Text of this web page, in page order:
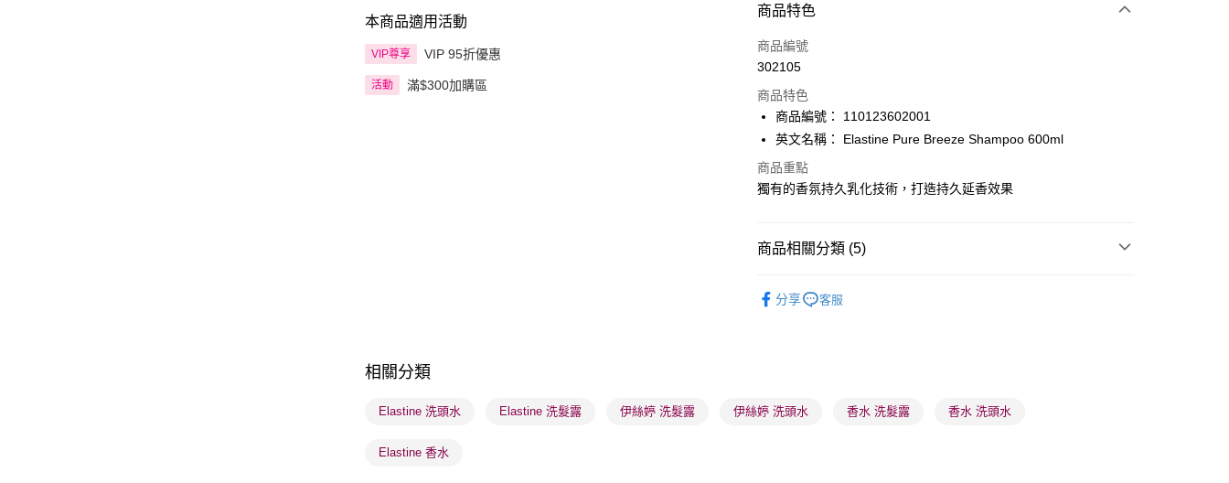
本商品適用活動
VIP尊享 VIP 95折優惠
活動 滿$300加購區
付款方式
信用卡
AlipayHK
PayMe
WeChat Pay
順豐自助櫃 - 確認發貨後1-3個工作天送達
確認發貨後1-3 工作天送達，訂單將隨機分配至SF順豐速運或京東
商品特色
商品編號
302105
商品特色
商品編號： 110123602001
英文名稱： Elastine Pure Breeze Shampoo 600ml
商品重點
獨有的香氛持久乳化技術，打造持久延香效果
商品相關分類 (5)
本月人氣推薦 頭髮護理 沐浴呵護
分享 客服
相關分類
Elastine 洗頭水 Elastine 洗髮露 伊絲婷 洗髮露 伊絲婷 洗頭水 香水 洗髮露 香水 洗頭水
Elastine 香水